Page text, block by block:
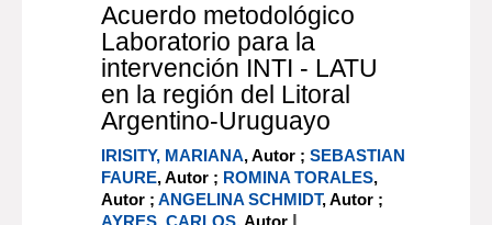
Acuerdo metodológico
Laboratorio para la
intervención INTI - LATU
en la región del Litoral
Argentino-Uruguayo
IRISITY, MARIANA, Autor ;SEBASTIAN
FAURE, Autor ; ROMINA TORALES,
Autor ;ANGELINA SCHMIDT, Autor ;
AYRES, CARLOS, Autor